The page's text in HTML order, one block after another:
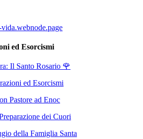
ed Esorcismi
Il Santo Rosario 🌹
ed Esorcismi
Pastore ad Enoc
dei Cuori
della Famiglia Santa